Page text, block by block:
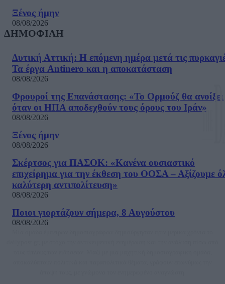
Ξένος ήμην
08/08/2026
ΔΗΜΟΦΙΛΗ
Δυτική Αττική: Η επόμενη ημέρα μετά τις
Τα έργα Antinero και η αποκατάσταση
08/08/2026
Φρουροί της Επανάστασης: «Το Ορμούζ θα ανοίξει
όταν οι ΗΠΑ αποδεχθούν τους όρους του Ιράν»
08/08/2026
Ξένος ήμην
08/08/2026
Σκέρτσος για ΠΑΣΟΚ: «Κανένα ουσιαστικό
επιχείρημα για την έκθεση του ΟΟΣΑ – Αξίζουμε
καλύτερη αντιπολίτευση»
08/08/2026
Ποιοι γιορτάζουν σήμερα, 8 Αυγούστου
08/08/2026